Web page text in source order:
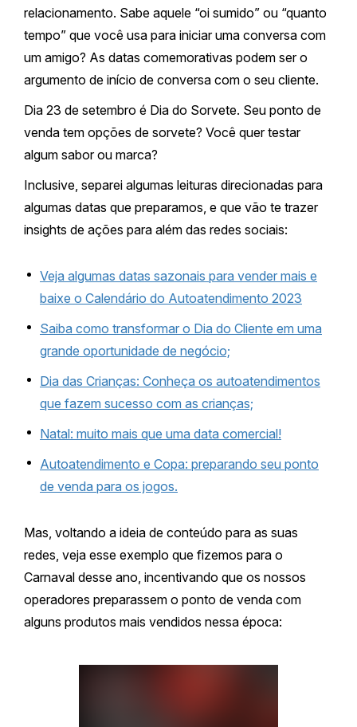
relacionamento. Sabe aquele “oi sumido” ou “quanto
tempo” que você usa para iniciar uma conversa com
um amigo? As datas comemorativas podem ser o
argumento de início de conversa com o seu cliente.
Dia 23 de setembro é Dia do Sorvete. Seu ponto de
venda tem opções de sorvete? Você quer testar
algum sabor ou marca?
Inclusive, separei algumas leituras direcionadas para
algumas datas que preparamos, e que vão te trazer
insights de ações para além das redes sociais:
Veja algumas datas sazonais para vender mais e
baixe o Calendário do Autoatendimento 2023
Saiba como transformar o Dia do Cliente em uma
grande oportunidade de negócio;
Dia das Crianças: Conheça os autoatendimentos
que fazem sucesso com as crianças;
Natal: muito mais que uma data comercial!
Autoatendimento e Copa: preparando seu ponto
de venda para os jogos.
Mas, voltando a ideia de conteúdo para as suas
redes, veja esse exemplo que fizemos para o
Carnaval desse ano, incentivando que os nossos
operadores preparassem o ponto de venda com
alguns produtos mais vendidos nessa época: